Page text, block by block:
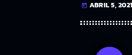
today ABRIL 5, 2021